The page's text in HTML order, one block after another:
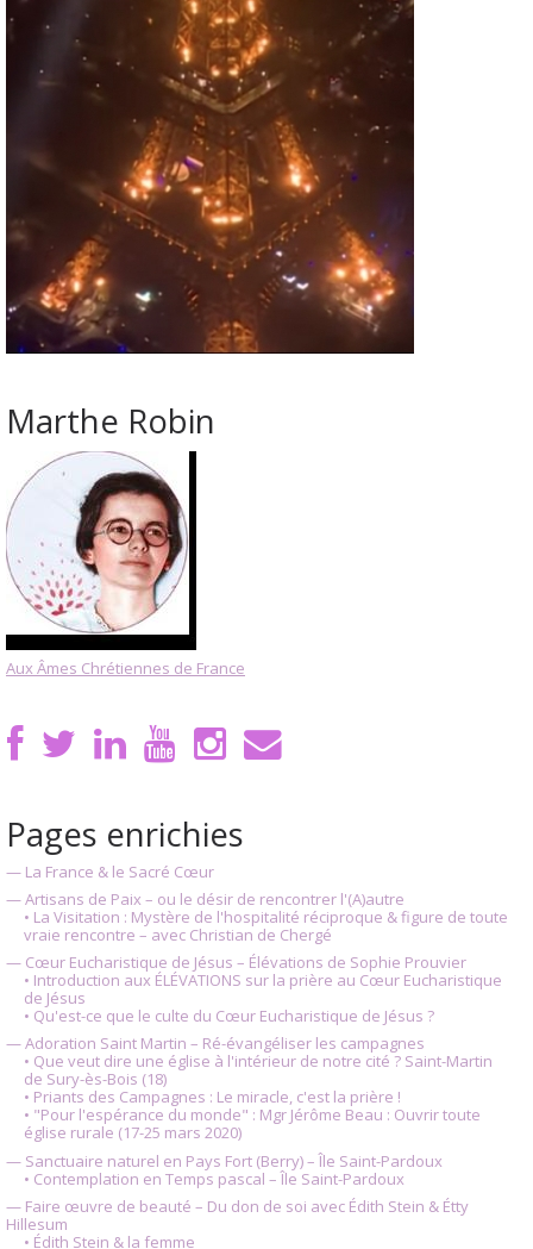
Marthe Robin
Aux Âmes Chrétiennes de France
Pages enrichies
— La France & le Sacré Cœur
— Artisans de Paix – ou le désir de rencontrer l'(A)autre
• La Visitation : Mystère de l'hospitalité réciproque & figure de toute
vraie rencontre – avec Christian de Chergé
— Cœur Eucharistique de Jésus – Élévations de Sophie Prouvier
• Introduction aux ÉLÉVATIONS sur la prière au Cœur Eucharistique
de Jésus
• Qu'est-ce que le culte du Cœur Eucharistique de Jésus ?
— Adoration Saint Martin – Ré-évangéliser les campagnes
• Que veut dire une église à l'intérieur de notre cité ? Saint-Martin
de Sury-ès-Bois (18)
• Priants des Campagnes : Le miracle, c'est la prière !
• "Pour l'espérance du monde" : Mgr Jérôme Beau : Ouvrir toute
église rurale (17-25 mars 2020)
— Sanctuaire naturel en Pays Fort (Berry) – Île Saint-Pardoux
• Contemplation en Temps pascal – Île Saint-Pardoux
— Faire œuvre de beauté – Du don de soi avec Édith Stein & Étty
Hillesum
• Édith Stein & la femme